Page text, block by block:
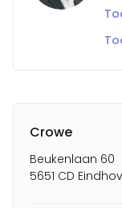
Crowe
Beukenlaan 60
5651 CD